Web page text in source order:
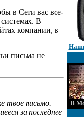
в Сети вас все-
В
компании, в
письма не
твое письмо.
за последнее
В